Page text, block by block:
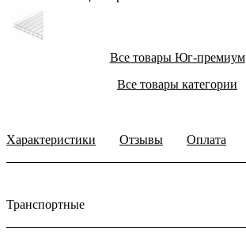
Все товары Юг-премиум
Все товары категории
Характеристики Отзывы Оплата
Транспортные